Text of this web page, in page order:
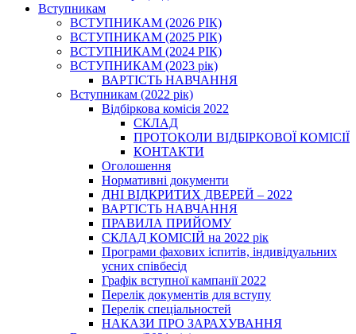
Вступникам
ВСТУПНИКАМ (2026 РІК)
ВСТУПНИКАМ (2025 РІК)
ВСТУПНИКАМ (2024 РІК)
ВСТУПНИКАМ (2023 рік)
ВАРТІСТЬ НАВЧАННЯ
Вступникам (2022 рік)
Відбіркова комісія 2022
СКЛАД
ПРОТОКОЛИ ВІДБІРКОВОЇ КОМІСІЇ
КОНТАКТИ
Оголошення
Нормативні документи
ДНІ ВІДКРИТИХ ДВЕРЕЙ – 2022
ВАРТІСТЬ НАВЧАННЯ
ПРАВИЛА ПРИЙОМУ
СКЛАД КОМІСІЙ на 2022 рік
Програми фахових іспитів, індивідуальних
усних співбесід
Графік вступної кампанії 2022
Перелік документів для вступу
Перелік спеціальностей
НАКАЗИ ПРО ЗАРАХУВАННЯ